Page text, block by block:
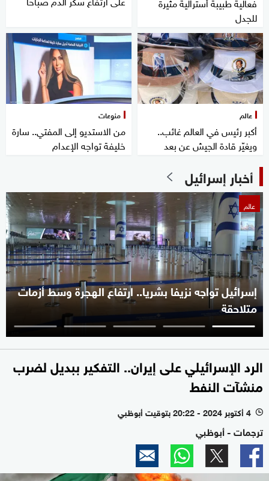
للجدل
عالم
أكبر رئيس في العالم غائب..
ويغيّر قادة الجيش عن بعد
منوعات
من الاستديو إلى المفتي.. سارة
خليفة تواجه الإعدام
أخبار إسرائيل
عالم
إسرائيل تواجه نزيفا بشريا.. ارتفاع الهجرة وسط أزمات
متلاحقة
الرد الإسرائيلي على إيران.. التفكير ببديل لضرب
منشآت النفط
l 4 أكتوبر 2024 - 20:22 بتوقيت أبوظبي
ترجمات - أبوظبي